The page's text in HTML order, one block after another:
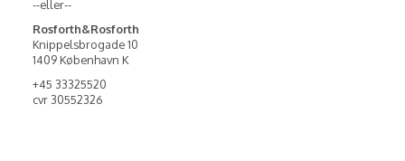
--eller--
Rosforth&Rosforth
Knippelsbrogade 10
1409 København K
+45 33325520
cvr 30552326